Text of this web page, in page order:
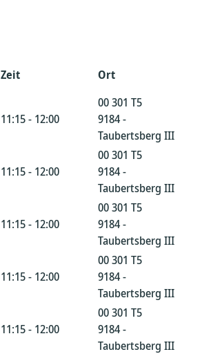
Zeit Ort
11:15 - 12:00
00 301 T5
9184 -
Taubertsberg III
11:15 - 12:00
00 301 T5
9184 -
Taubertsberg III
11:15 - 12:00
00 301 T5
9184 -
Taubertsberg III
11:15 - 12:00
00 301 T5
9184 -
Taubertsberg III
11:15 - 12:00
00 301 T5
9184 -
Taubertsberg III